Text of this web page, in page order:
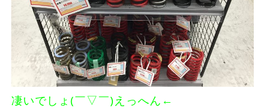
凄いでしょ(￣▽￣)えっへん←